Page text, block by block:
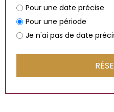
Pour une date précise
Pour une période
Je n'ai pas de date